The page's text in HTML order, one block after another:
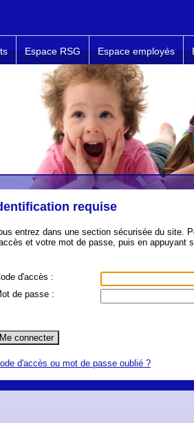
Espace RSG Espace employés
requise
entrez dans une section sécurisée du site.
et votre mot de passe, puis en appuyant
d'accès :
de passe :
d'accès ou mot de passe oublié ?